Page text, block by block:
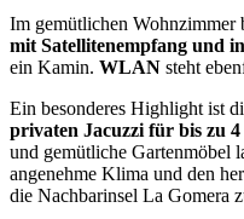
Im gemütlichen Wohnzimmer
mit Satellitenempfang und
ein Kamin. WLAN steht
Ein besonderes Highlight ist
privaten Jacuzzi für bis zu 4
und gemütliche Gartenmöbel
angenehme Klima und den
die Nachbarinsel La Gomera